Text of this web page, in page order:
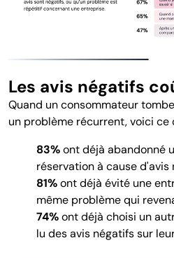
Les avis négatifs
Quand un consommateur
un problème récurrent, voici
83%ont déjà abandonné
réservation à cause d'avis
81%ont déjà évité une
même problème qui
74%ont déjà choisi un
lu des avis négatifs sur